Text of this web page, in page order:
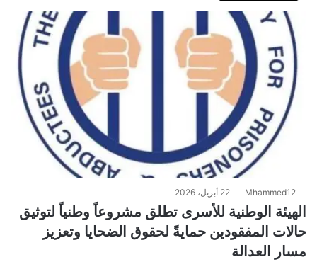
Mhammed12 22 أبريل، 2026
الهيئة الوطنية للأسرى تطلق مشروعاً وطنياً لتوثيق
حالات المفقودين حمايةً لحقوق الضحايا وتعزيز
مسار العدالة